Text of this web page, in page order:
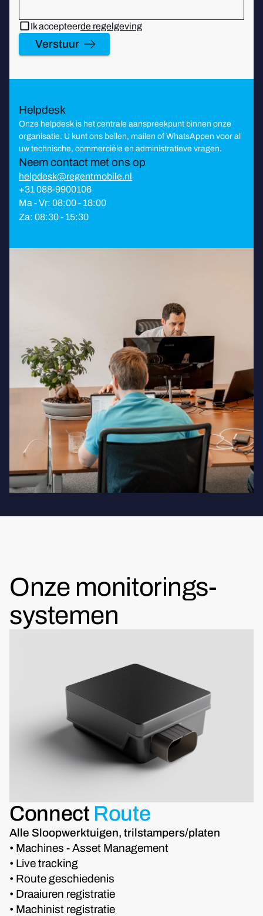
Ik accepteerde regelgeving
Verstuur
Helpdesk
Onze helpdesk is het centrale aanspreekpunt binnen onze
organisatie. U kunt ons bellen, mailen of WhatsAppen voor al
uw technische, commerciële en administratieve vragen.
Neem contact met ons op
helpdesk@regentmobile.nl
+31 088-9900106
Ma - Vr: 08:00 - 18:00
Za: 08:30 - 15:30
Onze monitorings-
systemen
Connect Route
Alle Sloopwerktuigen, trilstampers/platen
• Machines - Asset Management
• Live tracking
• Route geschiedenis
• Draaiuren registratie
• Machinist registratie